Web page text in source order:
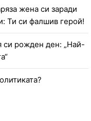
жена си заради
Ти си фалшив герой!
си рожден ден: „Най-